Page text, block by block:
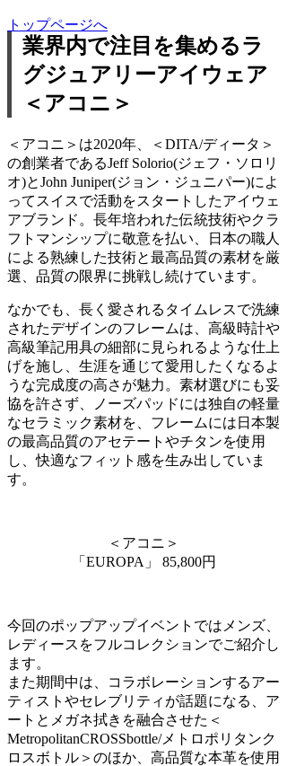
業界内で注目を集めるラ
グジュアリーアイウェア
＜アコニ＞
＜アコニ＞は2020年、＜DITA/ディータ＞
の創業者であるJeff Solorio(ジェフ・ソロリ
オ)とJohn Juniper(ジョン・ジュニパー)によ
ってスイスで活動をスタートしたアイウェ
アブランド。長年培われた伝統技術やクラ
フトマンシップに敬意を払い、日本の職人
による熟練した技術と最高品質の素材を厳
選、品質の限界に挑戦し続けています。
なかでも、長く愛されるタイムレスで洗練
されたデザインのフレームは、高級時計や
高級筆記用具の細部に見られるような仕上
げを施し、生涯を通じて愛用したくなるよ
うな完成度の高さが魅力。素材選びにも妥
協を許さず、ノーズパッドには独自の軽量
なセラミック素材を、フレームには日本製
の最高品質のアセテートやチタンを使用
し、快適なフィット感を生み出していま
す。
＜アコニ＞
「EUROPA」 85,800円
今回のポップアップイベントではメンズ、
レディースをフルコレクションでご紹介し
ます。
また期間中は、コラボレーションするアー
ティストやセレブリティが話題になる、ア
ートとメガネ拭きを融合させた＜
MetropolitanCROSSbottle/メトロポリタンク
ロスボトル＞のほか、高品質な本革を使用
トップページへ